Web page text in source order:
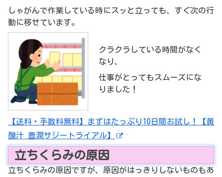
しゃがんで作業している時にスッと立っても、すぐ次の行
動に移せています。
クラクラしている時間がなく
なり、
仕事がとってもスムーズにな
りました！
【送料・手数料無料】まずはたっぷり10日間お試し！【黄
酸汁 豊潤サジートライアル】
立ちくらみの原因
立ちくらみの原因ですが、原因がはっきりしないものもあ